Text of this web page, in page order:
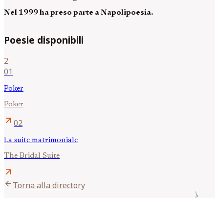
Nel 1999 ha preso parte a Napolipoesia.
Poesie disponibili
2
01
Poker
Poker
arrow_outward 02
La suite matrimoniale
The Bridal Suite
arrow_outward
arrow_backTorna alla directory